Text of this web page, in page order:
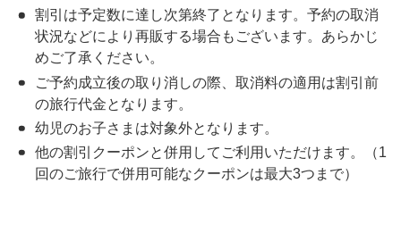
割引は予定数に達し次第終了となります。予約の取消
状況などにより再販する場合もございます。あらかじ
めご了承ください。
ご予約成立後の取り消しの際、取消料の適用は割引前
の旅行代金となります。
幼児のお子さまは対象外となります。
他の割引クーポンと併用してご利用いただけます。（1
回のご旅行で併用可能なクーポンは最大3つまで）